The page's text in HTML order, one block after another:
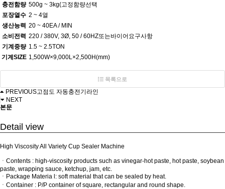
충전함량 500g ~ 3kg(고정함량선택
포장열수 2 ~ 4열
생산능력 20 ~ 40EA / MIN
소비전력 220 / 380V, 3Ø, 50 / 60HZ또는바이어요구사항
기계중량 1.5 ~ 2.5TON
기계SIZE 1,500W×9,000L×2,500H(mm)
목록으로
PREVIOUS고점도 자동충전기라인
NEXT
본문
Detail view
High Viscosity All Variety Cup Sealer Machine
ㆍContents : high-viscosity products such as vinegar-hot paste, hot paste, soybean
paste, wrapping sauce, ketchup, jam, etc.
ㆍPackage Materia l: soft material that can be sealed by heat.
ㆍContainer : P/P container of square, rectangular and round shape.